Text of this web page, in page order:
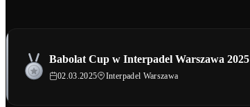
Babolat Cup w Interpadel Warszawa 2025
02.03.2025 Interpadel Warszawa